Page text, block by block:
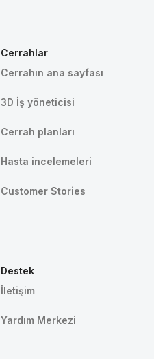
Cerrahlar
Cerrahın ana sayfası
3D İş yöneticisi
Cerrah planları
Hasta incelemeleri
Customer Stories
Destek
İletişim
Yardım Merkezi